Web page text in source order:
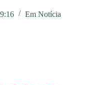
Em Notícia